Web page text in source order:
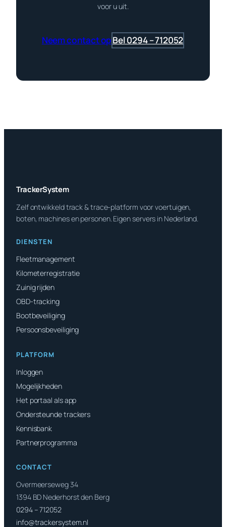
voor u uit.
Neem contact opBel 0294 – 712052
TrackerSystem
Zelf ontwikkeld track & trace-platform voor voertuigen,
boten, machines en personen. Eigen servers in Nederland.
DIENSTEN
Fleetmanagement
Kilometerregistratie
Zuinig rijden
OBD-tracking
Bootbeveiliging
Persoonsbeveiliging
PLATFORM
Inloggen
Mogelijkheden
Het portaal als app
Ondersteunde trackers
Kennisbank
Partnerprogramma
CONTACT
Overmeerseweg 34
1394 BD Nederhorst den Berg
0294 – 712052
info@trackersystem.nl